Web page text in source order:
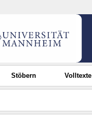
Stöbern Volltexte